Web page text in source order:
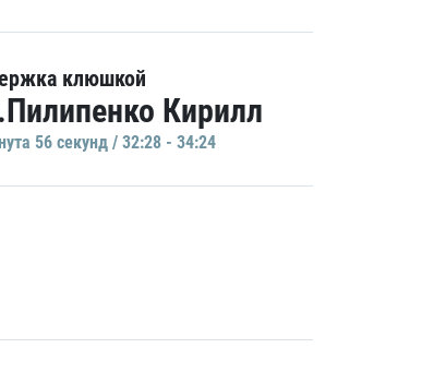
клюшкой
Кирилл
56 секунд / 32:28 - 34:24